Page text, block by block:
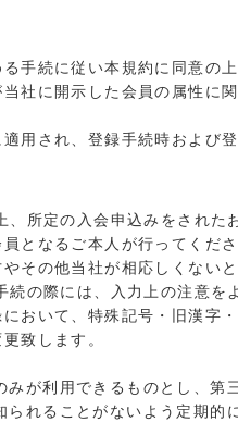
手続に従い本規約に同意の
当社に開示した会員の属性に
用され、登録手続時および
所定の入会申込みをされ
となるご本人が行ってくだ
その他当社が相応しくない
続の際には、入力上の注意
おいて、特殊記号・旧漢字
致します。
が利用できるものとし、第
れることがないよう定期的